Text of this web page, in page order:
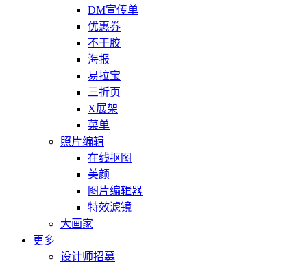
DM宣传单
优惠券
不干胶
海报
易拉宝
三折页
X展架
菜单
照片编辑
在线抠图
美颜
图片编辑器
特效滤镜
大画家
更多
设计师招募